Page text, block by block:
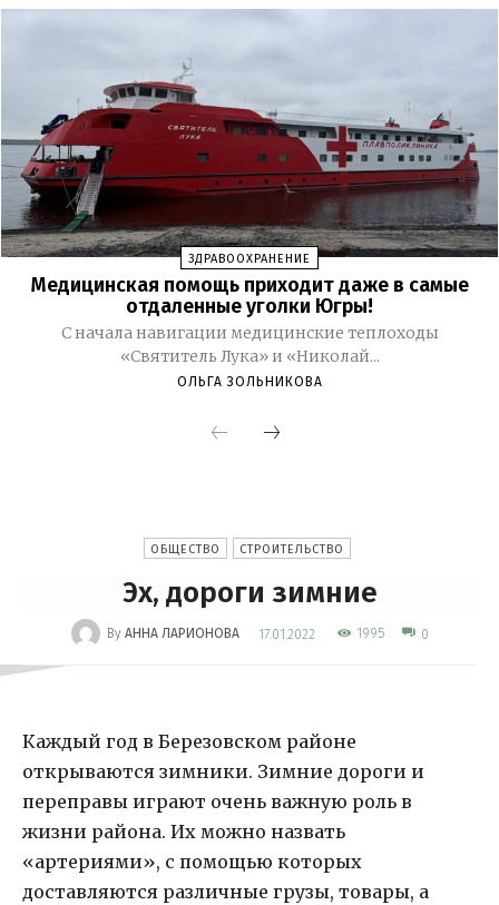
ЗДРАВООХРАНЕНИЕ
Медицинская помощь приходит даже в самые
отдаленные уголки Югры!
С начала навигации медицинские теплоходы
«Святитель Лука» и «Николай...
ОЛЬГА ЗОЛЬНИКОВА